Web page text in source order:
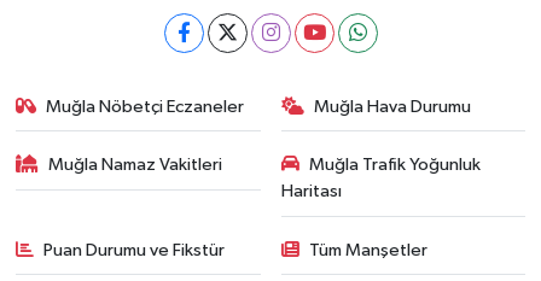
Muğla Nöbetçi Eczaneler Muğla Hava Durumu
Muğla Namaz Vakitleri
Muğla Trafik Yoğunluk
Haritası
Puan Durumu ve Fikstür Tüm Manşetler